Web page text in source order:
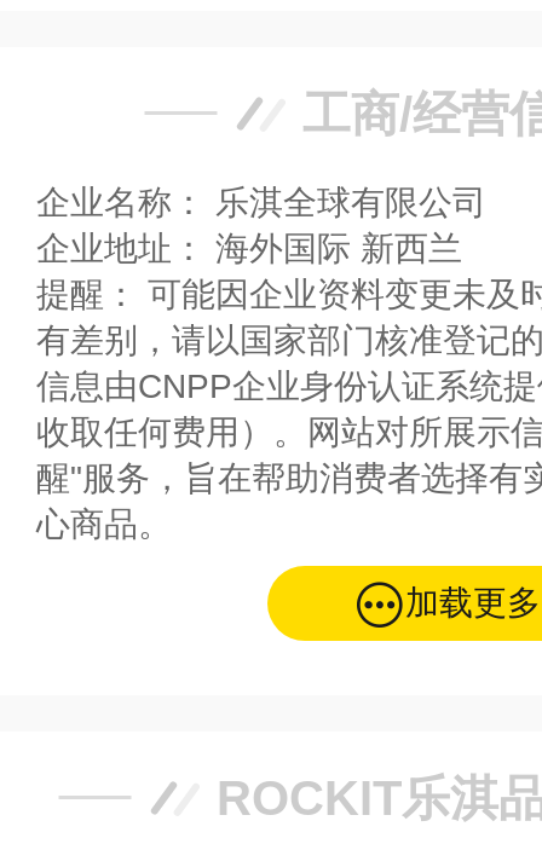
工商/经营
企业名称： 乐淇全球有限公司
企业地址： 海外国际 新西兰
提醒： 可能因企业资料变更未及
有差别，请以国家部门核准登记
信息由CNPP企业身份认证系统
收取任何费用）。网站对所展示
醒"服务，旨在帮助消费者选择有
心商品。
加载更多
ROCKIT乐淇